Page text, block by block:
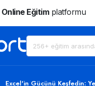
Online Eğitimplatformu
Excel'in Gücünü Keşfedin: